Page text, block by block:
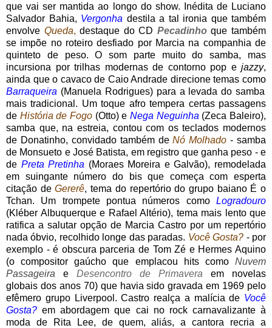
que vai ser mantida ao longo do show. Inédita de Luciano
Salvador Bahia, Vergonha destila a tal ironia que também
envolve Queda, destaque do CD Pecadinho que também
se impõe no roteiro desfiado por Marcia na companhia de
quinteto de peso. O som parte muito do samba, mas
incursiona por trilhas modernas de contorno pop e jazzy,
ainda que o cavaco de Caio Andrade direcione temas como
Barraqueira (Manuela Rodrigues) para a levada do samba
mais tradicional. Um toque afro tempera certas passagens
de História de Fogo (Otto) eNega Neguinha (Zeca Baleiro),
samba que, na estreia, contou com os teclados modernos
de Donatinho, convidado também deNó Molhado - samba
de Monsueto e José Batista, em registro que ganha peso - e
de Preta Pretinha (Moraes Moreira e Galvão), remodelada
em suingante número do bis que começa com esperta
citação deGererê, tema do repertório do grupo baiano É o
Tchan. Um trompete pontua números como Logradouro
(Kléber Albuquerque e Rafael Altério), tema mais lento que
ratifica a salutar opção de Marcia Castro por um repertório
nada óbvio, recolhido longe das paradas. Você Gosta? - por
exemplo - é obscura parceria de Tom Zé e Hermes Aquino
(o compositor gaúcho que emplacou hits como Nuvem
Passageira e Desencontro de Primavera em novelas
globais dos anos 70) que havia sido gravada em 1969 pelo
efêmero grupo Liverpool. Castro realça a malícia de Você
Gosta? em abordagem que cai no rock carnavalizante à
moda de Rita Lee, de quem, aliás, a cantora recria a